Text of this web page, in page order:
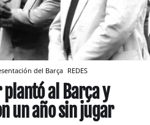
del Barça REDES
plantó al Barça y
un año sin jugar